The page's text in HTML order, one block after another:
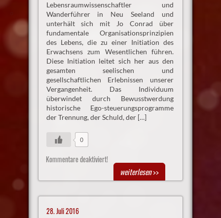
Lebensraumwissenschaftler und
Wanderführer in Neu Seeland und
unterhält sich mit Jo Conrad über
fundamentale Organisationsprinzipien
des Lebens, die zu einer Initiation des
Erwachsens zum Wesentlichen führen.
Diese Initiation leitet sich her aus den
gesamten seelischen und
gesellschaftlichen Erlebnissen unserer
Vergangenheit. Das Individuum
überwindet durch Bewusstwerdung
historische Ego-steuerungsprogramme
der Trennung, der Schuld, der […]
0
Kommentare deaktiviert!
weiterlesen>>
28. Juli 2016